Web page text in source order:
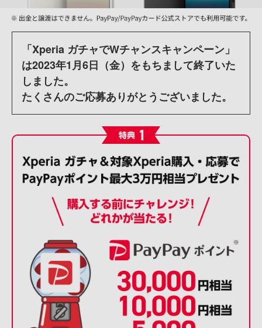
「Xperia ガチャでWチャンスキャンペーン」
は2023年1月6日（金）をもちまして終了いた
しました。
たくさんのご応募ありがとうございました。